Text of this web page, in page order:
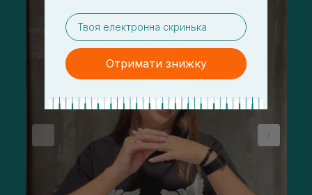
email
Отримати знижку